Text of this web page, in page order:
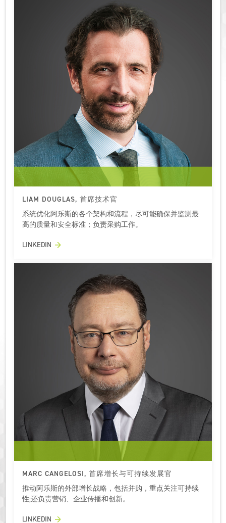
LIAM DOUGLAS, 首席技术官
系统优化阿乐斯的各个架构和流程，尽可能确保并监测最
高的质量和安全标准；负责采购工作。
LINKEDIN
MARC CANGELOSI, 首席增长与可持续发展官
推动阿乐斯的外部增长战略，包括并购，重点关注可持续
性;还负责营销、企业传播和创新。
LINKEDIN